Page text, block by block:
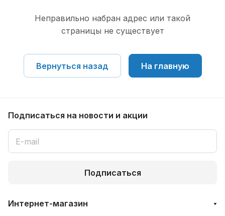
Неправильно набран адрес или такой
страницы не существует
Вернуться назад На главную
Подписаться на новости и акции
Подписаться
Интернет-магазин